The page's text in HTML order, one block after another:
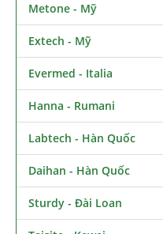
Metone - Mỹ
Extech - Mỹ
Evermed - Italia
Hanna - Rumani
Labtech - Hàn Quốc
Daihan - Hàn Quốc
Sturdy - Đài Loan